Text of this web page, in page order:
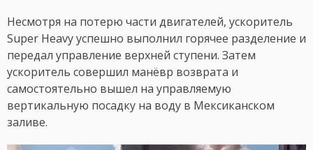
Несмотря на потерю части двигателей, ускоритель
Super Heavy успешно выполнил горячее разделение и
передал управление верхней ступени. Затем
ускоритель совершил манёвр возврата и
самостоятельно вышел на управляемую
вертикальную посадку на воду в Мексиканском
заливе.